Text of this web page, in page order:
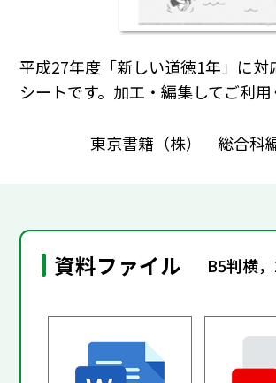
平成27年度「新しい道徳1年」に対
シートです。加工・編集してご利用
東京書籍（株） 総合科
資料ファイル B5判横